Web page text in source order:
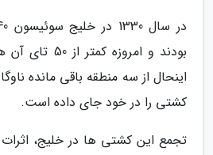
بودند و
اینحال از سه منطقه باقی مانده
کشتی را در خود جای داده است.
تجمع این کشتی ها در خلیج،